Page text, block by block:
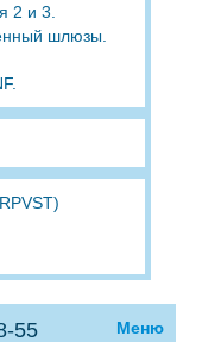
2 и 3.
шлюзы.
55 Меню